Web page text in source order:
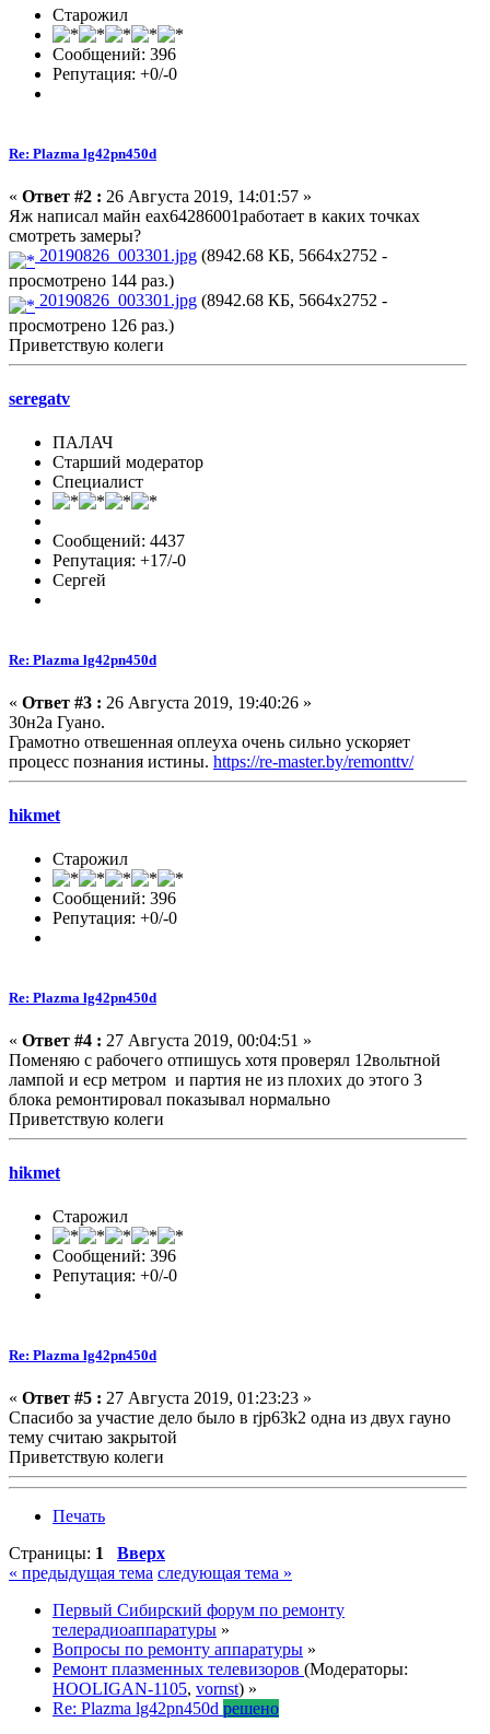
Старожил
Сообщений: 396
Репутация: +0/-0
Re: Plazma lg42pn450d
« Ответ #2 : 26 Августа 2019, 14:01:57 »
Яж написал майн еах64286001работает в каких точках
смотреть замеры?
20190826_003301.jpg (8942.68 КБ, 5664x2752 -
просмотрено 144 раз.)
20190826_003301.jpg (8942.68 КБ, 5664x2752 -
просмотрено 126 раз.)
Приветствую колеги
seregatv
ПАЛАЧ
Старший модератор
Специалист
Сообщений: 4437
Репутация: +17/-0
Сергей
Re: Plazma lg42pn450d
« Ответ #3 : 26 Августа 2019, 19:40:26 »
30н2а Гуано.
Грамотно отвешенная оплеуха очень сильно ускоряет
процесс познания истины. https://re-master.by/remonttv/
hikmet
Старожил
Сообщений: 396
Репутация: +0/-0
Re: Plazma lg42pn450d
« Ответ #4 : 27 Августа 2019, 00:04:51 »
Поменяю с рабочего отпишусь хотя проверял 12вольтной
лампой и еср метром и партия не из плохих до этого 3
блока ремонтировал показывал нормально
Приветствую колеги
hikmet
Старожил
Сообщений: 396
Репутация: +0/-0
Re: Plazma lg42pn450d
« Ответ #5 : 27 Августа 2019, 01:23:23 »
Спасибо за участие дело было в rjp63k2 одна из двух гауно
тему считаю закрытой
Приветствую колеги
Печать
Страницы: 1
Вверх
« предыдущая тема следующая тема »
Первый Сибирский форум по ремонту
телерадиоаппаратуры »
Вопросы по ремонту аппаратуры »
Ремонт плазменных телевизоров (Модераторы:
HOOLIGAN-1105, vornst) »
Re: Plazma lg42pn450d решено